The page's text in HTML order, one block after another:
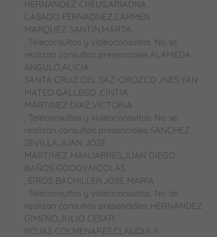
HERNANDEZ CREUS,ARIADNA
CASADO FERNADNEZ,CARMEN
MARQUEZ SANTIN,MARTA
, Teleconsultas y videoconsultas. No se
realizan consultas presenciales ALAMEDA
ANGULO,ALICIA
SANTA CRUZ DEL SAZ-OROZCO ,INES YAN
MATEO GALLEGO ,CINTIA
MARTINEZ DIAZ,VICTORIA
, Teleconsultas y videoconsultas. No se
realizan consultas presenciales SANCHEZ
SEVILLA,JUAN JOSE
MARTINEZ MANJARRES,JUAN DIEGO
BAÑOS GODOY,NICOLAS
, EIROS BACHILLER,JOSE MARIA
, Teleconsultas y videoconsultas. No se
realizan consultas presenciales HERNANDEZ
GIMENO,JULIO CESAR
ROJAS COLMENARES,CLAUDIA P.